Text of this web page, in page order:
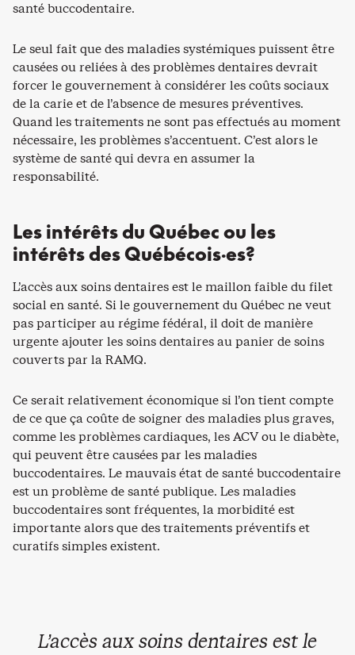
santé buccodentaire.
Le seul fait que des maladies systémiques puissent être
causées ou reliées à des problèmes dentaires devrait
forcer le gouvernement à considérer les coûts sociaux
de la carie et de l’absence de mesures préventives.
Quand les traitements ne sont pas effectués au moment
nécessaire, les problèmes s’accentuent. C’est alors le
système de santé qui devra en assumer la
responsabilité.
Les intérêts du Québec ou les
intérêts des Québécois·es?
L’accès aux soins dentaires est le maillon faible du filet
social en santé. Si le gouvernement du Québec ne veut
pas participer au régime fédéral, il doit de manière
urgente ajouter les soins dentaires au panier de soins
couverts par la RAMQ.
Ce serait relativement économique si l’on tient compte
de ce que ça coûte de soigner des maladies plus graves,
comme les problèmes cardiaques, les ACV ou le diabète,
qui peuvent être causées par les maladies
buccodentaires. Le mauvais état de santé buccodentaire
est un problème de santé publique. Les maladies
buccodentaires sont fréquentes, la morbidité est
importante alors que des traitements préventifs et
curatifs simples existent.
L’accès aux soins dentaires est le